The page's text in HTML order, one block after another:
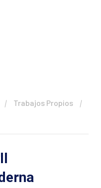
Trabajos Propios